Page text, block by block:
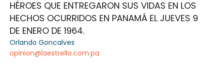
HÉROES QUE ENTREGARON SUS VIDAS EN LOS
HECHOS OCURRIDOS EN PANAMÁ EL JUEVES 9
DE ENERO DE 1964.
Orlando Goncalves
opinion@laestrella.com.pa